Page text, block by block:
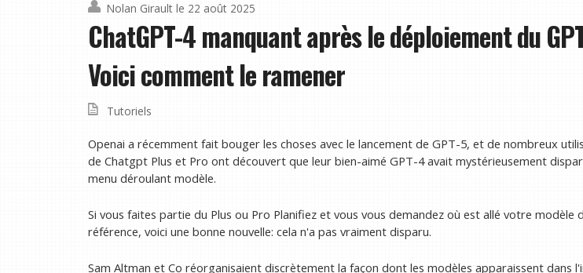
Nolan Girault le 22 août 2025
ChatGPT-4 manquant après le déploiement du
Voici comment le ramener
Tutoriels
Openai a récemment fait bouger les choses avec le lancement de GPT-5, et de nombreux
de Chatgpt Plus et Pro ont découvert que leur bien-aimé GPT-4 avait mystérieusement
menu déroulant modèle.
Si vous faites partie du Plus ou Pro Planifiez et vous vous demandez où est allé votre modèle
référence, voici une bonne nouvelle: cela n'a pas vraiment disparu.
Sam Altman et Co réorganisaient discrètement la façon dont les modèles apparaissent dans